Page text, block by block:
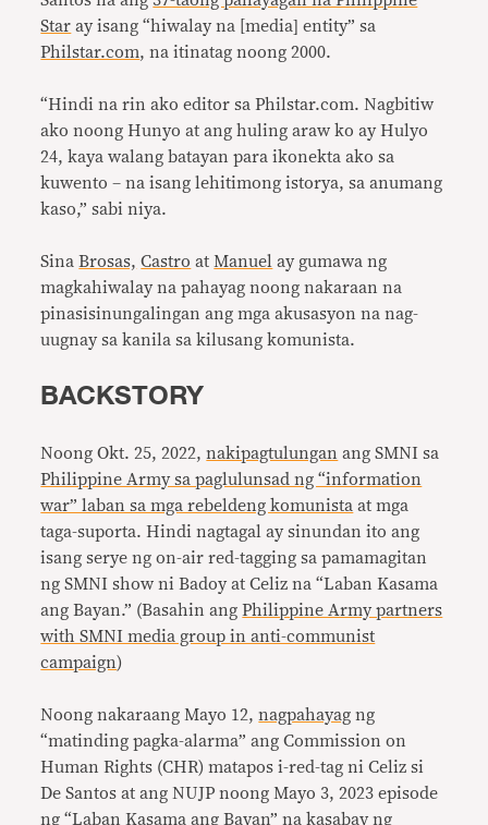
Star ay isang “hiwalay na [media] entity” sa
Philstar.com, na itinatag noong 2000.
“Hindi na rin ako editor sa Philstar.com. Nagbitiw
ako noong Hunyo at ang huling araw ko ay Hulyo
24, kaya walang batayan para ikonekta ako sa
kuwento – na isang lehitimong istorya, sa anumang
kaso,” sabi niya.
SinaBrosas, Castro atManuel ay gumawa ng
magkahiwalay na pahayag noong nakaraan na
pinasisinungalingan ang mga akusasyon na nag-
uugnay sa kanila sa kilusang komunista.
BACKSTORY
Noong Okt. 25, 2022,nakipagtulungan ang SMNI sa
Philippine Army sa paglulunsad ng “information
war” laban sa mga rebeldeng komunista at mga
taga-suporta. Hindi nagtagal ay sinundan ito ang
isang serye ng on-air red-tagging sa pamamagitan
ng SMNI show ni Badoy at Celiz na “Laban Kasama
ang Bayan.” (Basahin angPhilippine Army partners
with SMNI media group in anti-communist
campaign)
Noong nakaraang Mayo 12,nagpahayag ng
“matinding pagka-alarma” ang Commission on
Human Rights (CHR) matapos i-red-tag ni Celiz si
De Santos at ang NUJP noong Mayo 3, 2023 episode
ng “Laban Kasama ang Bayan” na kasabay ng